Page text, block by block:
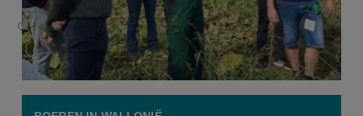
16 SEPTEMBER 2025